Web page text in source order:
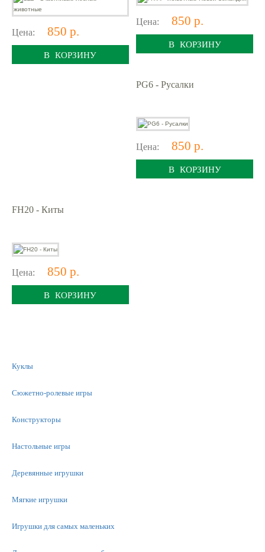
Цена: 850 р.
В КОРЗИНУ
Цена: 850 р.
В КОРЗИНУ
PG6 - Русалки
Цена: 850 р.
В КОРЗИНУ
FH20 - Киты
Цена: 850 р.
В КОРЗИНУ
Куклы
Сюжетно-ролевые игры
Конструкторы
Настольные игры
Деревянные игрушки
Мягкие игрушки
Игрушки для самых маленьких